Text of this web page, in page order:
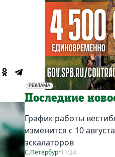
РЕКЛАМА
Социальная реклама
Последние
График работы
изменится с 10
эскалаторов
С.Петербург11:24